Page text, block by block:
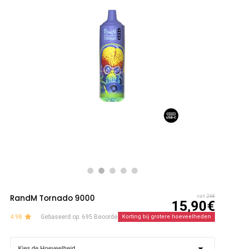
RandM Tornado 9000 van 26€
15,90€
4.98 Gebaseerd op: 695 BeoordelingenKorting bij grotere hoeveelheden